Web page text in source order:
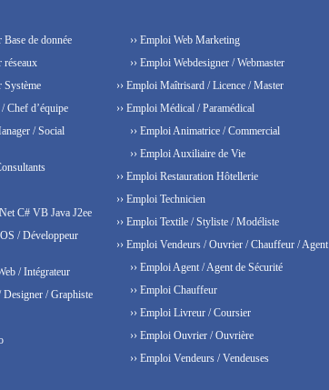
de donnée
réseaux
Système
Chef d’équipe
/ Social
C# VB Java J2ee
/ Développeur
/ Intégrateur
Designer / Graphiste
›› Emploi Web Marketing
›› Emploi Webdesigner / Webmaster
›› Emploi Maîtrisard / Licence / Master
›› Emploi Médical / Paramédical
›› Emploi Animatrice / Commercial
›› Emploi Auxiliaire de Vie
›› Emploi Restauration Hôtellerie
›› Emploi Technicien
›› Emploi Textile / Styliste / Modéliste
›› Emploi Vendeurs / Ouvrier / Chauffeur / Agent
›› Emploi Agent / Agent de Sécurité
›› Emploi Chauffeur
›› Emploi Livreur / Coursier
›› Emploi Ouvrier / Ouvrière
›› Emploi Vendeurs / Vendeuses